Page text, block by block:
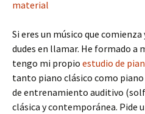
material
Si eres un músico que
dudes en llamar. He formado a
tengo mi propio estudio de
tanto piano clásico como piano
de entrenamiento auditivo
clásica y contemporánea. Pide